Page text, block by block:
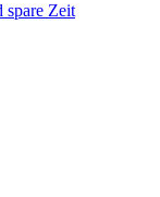
spare Zeit